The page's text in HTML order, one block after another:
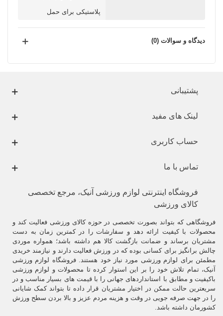
پلاستیکی برای حمل
دیدگاه و سوالات (0)
پشتیبانی
لینک های مفید
حساب کاربری
تماس با ما
فروشگاه اینترنتی لوازم ورزشی آنیک، مرجع تخصصی
کالای ورزشی
فروشگاهی که بتواند بصورت تخصصی در حوزه کالای ورزشی فعالیت کند و
محصولات با کیفیت ارائه دهد و سفارشات را در کمترین زمان به دست
مشتریان برساند و ضمانت بازگشت کالا هم داشته باشد؛ همواره موردی
چالش برانگیز برای کسانی بوده که در ورزش فعالیت دارند و نیازمند خریدی
مطمئن برای لوازم ورزشی مورد نیاز خود هستند. فروشگاه لوازم ورزشی
آنیک، تمام تلاش خود را بر این استوار کرده تا محصولات و لوازم ورزشی
باکیفیت و مطابق با استانداردهای جهانی را با قیمت های بسیار مناسب و در
سریعترین حالت ممکن در اختیار مشتریان قرار داده تا بتواند کمک شایانی
را در جهت صرفه جویی در وقت و هزینه مردم عزیز و بالا بردن سطح ورزش
کشورمان داشته باشد.